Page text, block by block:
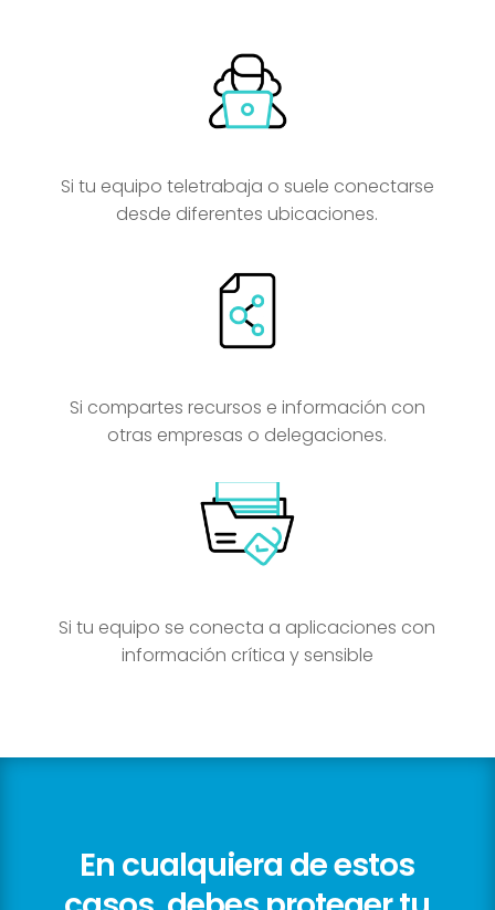
Si tu equipo teletrabaja o suele conectarse
desde diferentes ubicaciones.
Si compartes recursos e información con
otras empresas o delegaciones.
Si tu equipo se conecta a aplicaciones con
información crítica y sensible
En cualquiera de estos